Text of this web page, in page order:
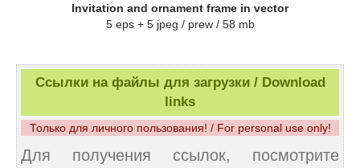
Invitation and ornament frame in vector
5 eps + 5 jpeg / prew / 58 mb
Ссылки на файлы для загрузки / Download
links
Только для личного пользования! / For personal use only!
Для получения ссылок, посмотрите